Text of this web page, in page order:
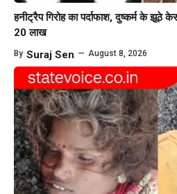
हनीट्रैप गिरोह का पर्दाफाश, दुष्कर्म के
20 लाख
By Suraj Sen — August 8, 2026